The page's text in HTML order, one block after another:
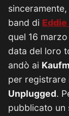
band di Eddie
quel 16
data del loro
andò ai
per
Unplugged.
pubblicato un